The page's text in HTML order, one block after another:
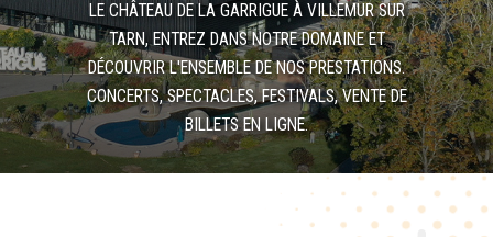
LE CHÂTEAU DE LA GARRIGUE À VILLEMUR SUR
TARN, ENTREZ DANS NOTRE DOMAINE ET
DÉCOUVRIR L'ENSEMBLE DE NOS PRESTATIONS.
CONCERTS, SPECTACLES, FESTIVALS, VENTE DE
BILLETS EN LIGNE.